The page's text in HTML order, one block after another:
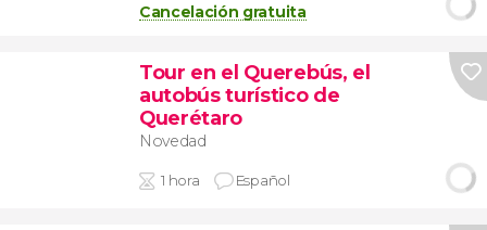
Cancelación gratuita
Tour en el Querebús, el
autobús turístico de
Querétaro
Novedad
1 hora Español